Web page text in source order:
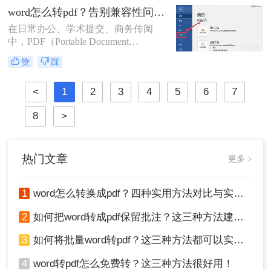
寻找免费的方法来实现Word转PDF。
那么word转pdf怎么免费转呢？下面，
我们将介绍几种免费转换Word为PDF
的方法。
word怎么转pdf？告别兼容性问题，高效实现格式固化！
在日常办公、学术提交、商务传阅
中，PDF（Portable Document
Format）因其跨平台、格式固定、不
易被编辑的特性，已成为文档分发的
国际标准格式。而Microsoft Word则是
我们创作和编辑内容最常用的工具。
因此，将Word文档完美转换为PDF，
是一项至关重要的技能。
赞 踩
< 1 2 3 4 5 6 7
8 >
热门文章 更多 >
1 word怎么转换成pdf？四种实用方法对比与实操指南（附详细表格）！
2 如何把word转成pdf保留批注？这三种方法建议收藏！
3 如何将批量word转pdf？这三种方法都可以实现批量转换
4 word转pdf怎么免费转？这三种方法很好用！